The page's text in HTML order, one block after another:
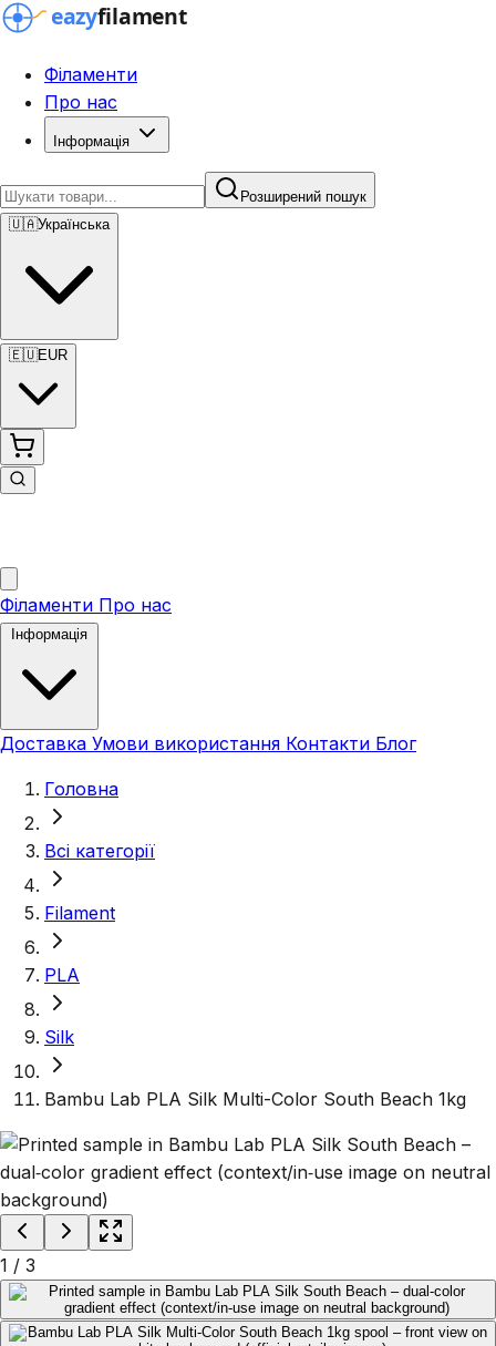
Філаменти
Про нас
Інформація
Розширений пошук
🇺🇦Українська
🇪🇺EUR
Філаменти Про нас
Доставка Умови використання Контакти Блог
Головна
Всі категорії
Filament
PLA
Silk
Bambu Lab PLA Silk Multi-Color South Beach 1kg
1 / 3